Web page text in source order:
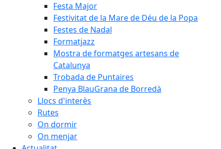
Festa Major
Festivitat de la Mare de Déu de la Popa
Festes de Nadal
Formatjazz
Mostra de formatges artesans de
Catalunya
Trobada de Puntaires
Penya BlauGrana de Borredà
Llocs d'interès
Rutes
On dormir
On menjar